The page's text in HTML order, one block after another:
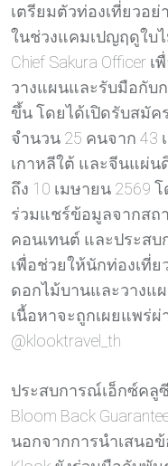
เตรียมตัวท่องเที่ยวอ
ในช่วงแคมเปญฤดูใบ
Chief Sakura Officer
วางแผนและรับมือกับ
ขึ้น โดยได้เปิดรับสมัค
จำนวน 25 คนจาก 43
เกาหลีใต้ และจีนแผ่
ถึง 10 เมษายน 2569
ร่วมแชร์ข้อมูลจากสถ
คอนเทนต์ และประสบ
เพื่อช่วยให้นักท่องเที่
ดอกไม้บานและวางแ
เนื้อหาจะถูกเผยแพร่
@klooktravel_th
ประสบการณ์เอ็กซ์คลู
Bloom Back
นอกจากการนำเสนอ